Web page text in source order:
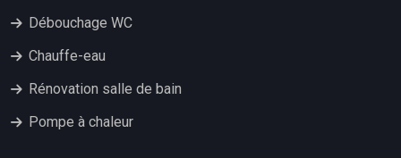
Débouchage WC
Chauffe-eau
Rénovation salle de bain
Pompe à chaleur